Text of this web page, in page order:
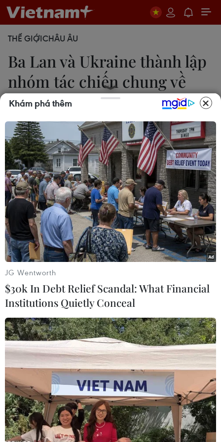
THẾ GIỚICHÂU ÂU
Ba Lan và Ukraine thành lập
nhóm tác chiến chung về
UAV
18/09/2025 11:58
Bộ trưởng Quốc phòng Ukraine Denys Shmyhal
cho biết binh sỹ và kỹ sư Ukraine sẽ huấn luyện lực
lượng Ba Lan trong nhóm chung nhằm đối phó với
UAV.
Ảnh minh họa. (Nguồn: AFP/TTXVN)
Theo Reuters, Bộ trưởng Quốc phòng Ba Lan
Wladyslaw Kosiniak-Kamysz ngày 18/9 tuyên
bố Warsaw muốn tận dụng kiến thức và kỹ
năng của Kiev về tác chiến bằng thiết bị bay
không người lái (UAV), trong bối cảnh Ba Lan và
Ukraine công bố thành lập nhóm tác chiến
Khám phá thêm
JG Wentworth
$30k In Debt Relief Scandal: What Financial
Institutions Quietly Conceal